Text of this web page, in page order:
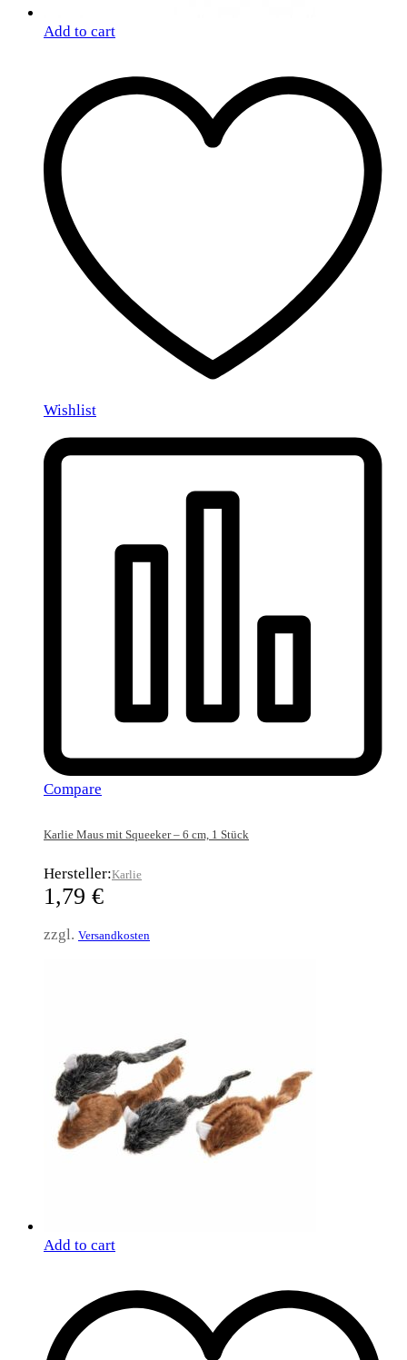
Add to cart
Wishlist
Compare
Karlie Maus mit Squeeker – 6 cm, 1 Stück
Hersteller:Karlie
1,79 €
zzgl. Versandkosten
Add to cart